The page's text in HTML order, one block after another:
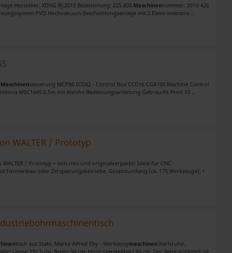
Hersteller: XDNG Bj:2010 Bezeichnung: ZZS 800 Maschinennummer: 2010-426
PVD Hochvakuum Beschichtungsanlage mit 2 Elektronenstra ..
Maschinensteuerung MCP80 ICG82 - Control Box CCD16 CGA100 Machine Control
MSC1445 0,5m mit Weiche Bedienungsanleitung Gebraucht Preis 10 ..
WALTER / Prototyp
/ Prototyp – teils neu und originalverpackt! Ideal für CNC-
Formenbau oder Zerspanungsbetriebe. Gesamtumfang (ca. 175 Werkzeuge): •
tisch aus Stahl, Marke Alfred Eby - Werkzeugmaschinen Karlsruhe,
Länge 231,5 cm, Breite 94 cm, Höhe (verstellbar) 80 cm. Der Werkstücktisch ist